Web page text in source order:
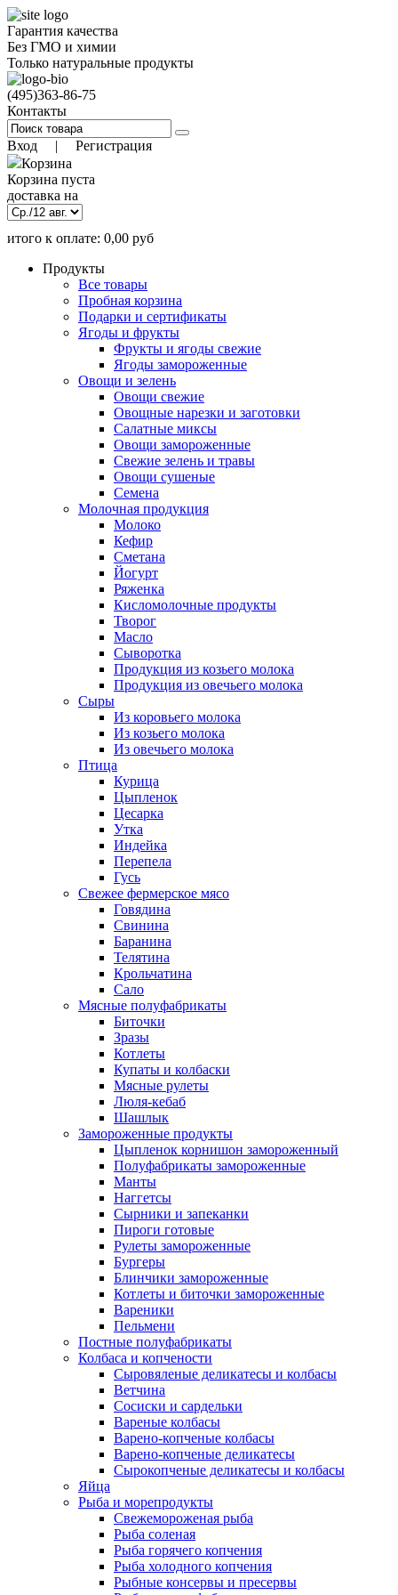
Гарантия качества
Без ГМО и химии
Только натуральные продукты
(495)363-86-75
Контакты
Вход | Регистрация
Корзина
Корзина пуста
доставка на
) 9 авг. 18:00 (заказать до
Позиций:
0.00руб
итого к оплате: 0,00 руб
Продукты
Все товары
Пробная корзина
Подарки и сертификаты
Ягоды и фрукты
Фрукты и ягоды свежие
Ягоды замороженные
Овощи и зелень
Овощи свежие
Овощные нарезки и заготовки
Салатные миксы
Овощи замороженные
Свежие зелень и травы
Овощи сушеные
Семена
Молочная продукция
Молоко
Кефир
Сметана
Йогурт
Ряженка
Кисломолочные продукты
Творог
Масло
Сыворотка
Продукция из козьего молока
Продукция из овечьего молока
Сыры
Из коровьего молока
Из козьего молока
Из овечьего молока
Птица
Курица
Цыпленок
Цесарка
Утка
Индейка
Перепела
Гусь
Свежее фермерское мясо
Говядина
Свинина
Баранина
Телятина
Крольчатина
Сало
Мясные полуфабрикаты
Биточки
Зразы
Котлеты
Купаты и колбаски
Мясные рулеты
Люля-кебаб
Шашлык
Замороженные продукты
Цыпленок корнишон замороженный
Полуфабрикаты замороженные
Манты
Наггетсы
Сырники и запеканки
Пироги готовые
Рулеты замороженные
Бургеры
Блинчики замороженные
Котлеты и биточки замороженные
Вареники
Пельмени
Постные полуфабрикаты
Колбаса и копчености
Сыровяленые деликатесы и колбасы
Ветчина
Сосиски и сардельки
Вареные колбасы
Варено-копченые колбасы
Варено-копченые деликатесы
Сырокопченые деликатесы и колбасы
Яйца
Рыба и морепродукты
Свежемороженая рыба
Рыба соленая
Рыба горячего копчения
Рыба холодного копчения
Рыбные консервы и пресервы